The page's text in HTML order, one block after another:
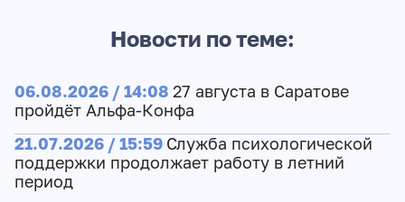
Новости по теме:
06.08.2026 / 14:08 27 августа в Саратове
пройдёт Альфа-Конфа
21.07.2026 / 15:59 Служба психологической
поддержки продолжает работу в летний
период